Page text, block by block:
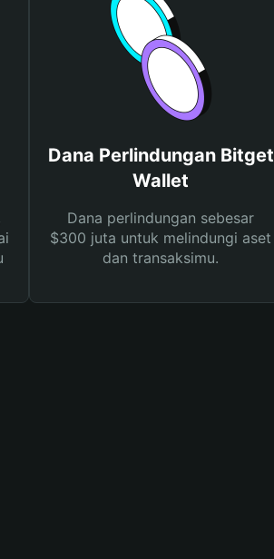
Dana Perlindungan Bitget
Wallet
Dana perlindungan sebesar
$300 juta untuk melindungi aset
dan transaksimu.